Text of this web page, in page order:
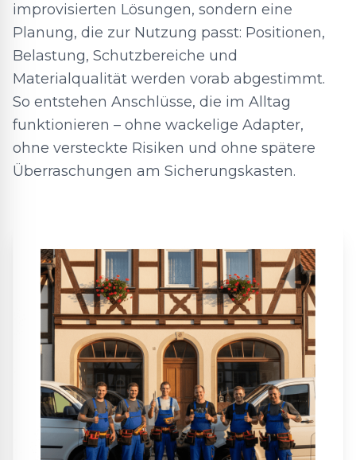
improvisierten Lösungen, sondern eine
Planung, die zur Nutzung passt: Positionen,
Belastung, Schutzbereiche und
Materialqualität werden vorab abgestimmt.
So entstehen Anschlüsse, die im Alltag
funktionieren – ohne wackelige Adapter,
ohne versteckte Risiken und ohne spätere
Überraschungen am Sicherungskasten.